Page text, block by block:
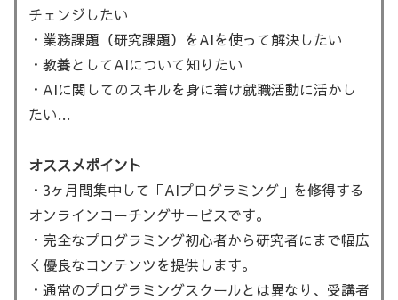
チェンジしたい
・業務課題（研究課題）をAIを使って解決したい
・教養としてAIについて知りたい
・AIに関してのスキルを身に着け就職活動に活かし
たい…
オススメポイント
・3ヶ月間集中して「AIプログラミング」を修得する
オンラインコーチングサービスです。
・完全なプログラミング初心者から研究者にまで幅広
く優良なコンテンツを提供します。
・通常のプログラミングスクールとは異なり、受講者